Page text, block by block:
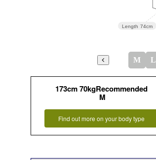
Length 74cm
M L
173cm 70kgRecommended
M
Find out more on your body type